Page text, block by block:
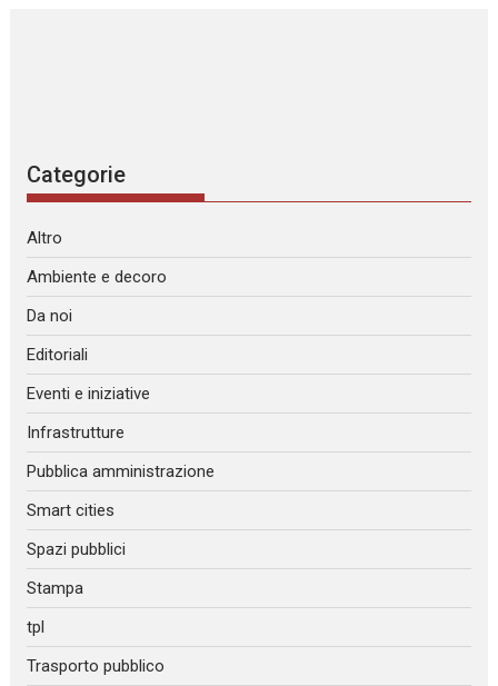
Categorie
Altro
Ambiente e decoro
Da noi
Editoriali
Eventi e iniziative
Infrastrutture
Pubblica amministrazione
Smart cities
Spazi pubblici
Stampa
tpl
Trasporto pubblico